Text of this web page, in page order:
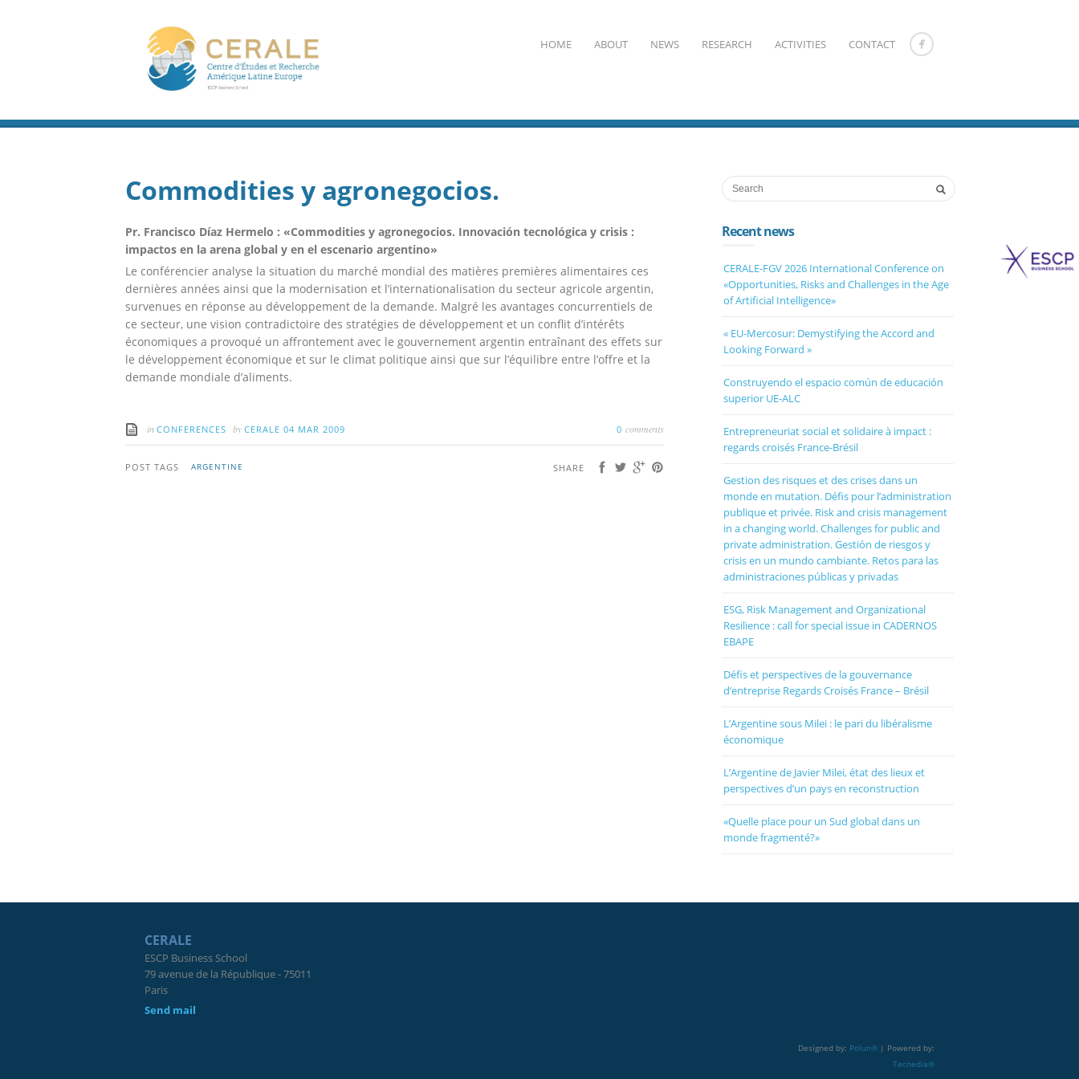
HOME ABOUT NEWS RESEARCH ACTIVITIES CONTACT
Commodities y agronegocios.
Pr. Francisco Díaz Hermelo : «Commodities y agronegocios. Innovación tecnológica y crisis :
impactos en la arena global y en el escenario argentino»
Le conférencier analyse la situation du marché mondial des matières premières alimentaires ces
dernières années ainsi que la modernisation et l’internationalisation du secteur agricole argentin,
survenues en réponse au développement de la demande. Malgré les avantages concurrentiels de
ce secteur, une vision contradictoire des stratégies de développement et un conflit d’intérêts
économiques a provoqué un affrontement avec le gouvernement argentin entraînant des effets sur
le développement économique et sur le climat politique ainsi que sur l’équilibre entre l’offre et la
demande mondiale d’aliments.
in CONFERENCES by CERALE 04 MAR 2009 0 comments
SHARE
POST TAGS ARGENTINE
Recent news
CERALE-FGV 2026 International Conference on
«Opportunities, Risks and Challenges in the Age
of Artificial Intelligence»
« EU-Mercosur: Demystifying the Accord and
Looking Forward »
Construyendo el espacio común de educación
superior UE-ALC
Entrepreneuriat social et solidaire à impact :
regards croisés France-Brésil
Gestion des risques et des crises dans un
monde en mutation. Défis pour l’administration
publique et privée. Risk and crisis management
in a changing world. Challenges for public and
private administration. Gestión de riesgos y
crisis en un mundo cambiante. Retos para las
administraciones públicas y privadas
ESG, Risk Management and Organizational
Resilience : call for special issue in CADERNOS
EBAPE
Défis et perspectives de la gouvernance
d’entreprise Regards Croisés France – Brésil
L’Argentine sous Milei : le pari du libéralisme
économique
L’Argentine de Javier Milei, état des lieux et
perspectives d’un pays en reconstruction
«Quelle place pour un Sud global dans un
monde fragmenté?»
CERALE
ESCP Business School
79 avenue de la République - 75011
Paris
Send mail
Designed by: Polun®| Powered by:
Tecnedia®